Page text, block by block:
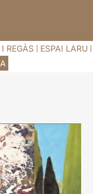
REGÀS
ESPAI LARU